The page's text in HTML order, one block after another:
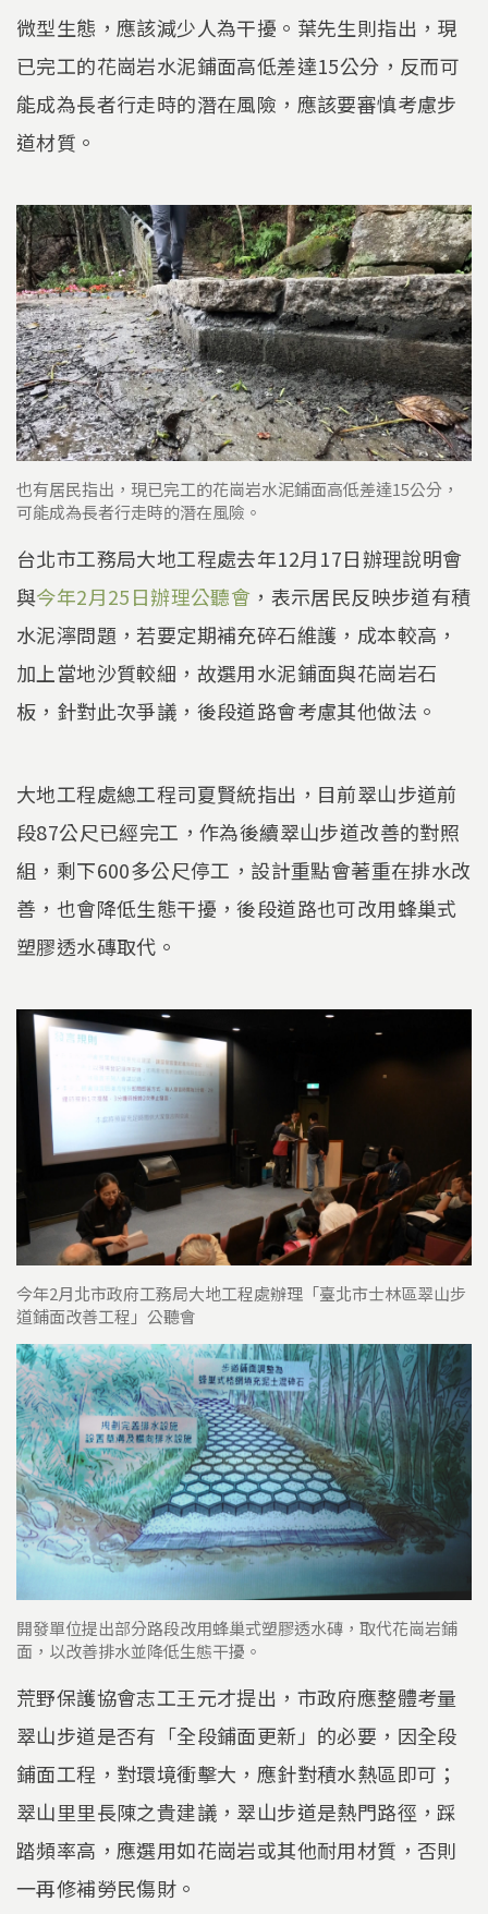
微型生態，應該減少人為干擾。葉先生則指出，現
已完工的花崗岩水泥鋪面高低差達15公分，反而可
能成為長者行走時的潛在風險，應該要審慎考慮步
道材質。
也有居民指出，現已完工的花崗岩水泥鋪面高低差達15公分，
可能成為長者行走時的潛在風險。
台北市工務局大地工程處去年12月17日辦理說明會
與今年2月25日辦理公聽會 ，表示居民反映步道有積
水泥濘問題，若要定期補充碎石維護，成本較高，
加上當地沙質較細，故選用水泥鋪面與花崗岩石
板，針對此次爭議，後段道路會考慮其他做法。
大地工程處總工程司夏賢統指出，目前翠山步道前
段87公尺已經完工，作為後續翠山步道改善的對照
組，剩下600多公尺停工，設計重點會著重在排水改
善，也會降低生態干擾，後段道路也可改用蜂巢式
塑膠透水磚取代。
今年2月北市政府工務局大地工程處辦理「臺北市士林區翠山步
道鋪面改善工程」公聽會
開發單位提出部分路段改用蜂巢式塑膠透水磚，取代花崗岩鋪
面，以改善排水並降低生態干擾。
荒野保護協會志工王元才提出，市政府應整體考量
翠山步道是否有「全段鋪面更新」的必要，因全段
鋪面工程，對環境衝擊大，應針對積水熱區即可；
翠山里里長陳之貴建議，翠山步道是熱門路徑，踩
踏頻率高，應選用如花崗岩或其他耐用材質，否則
一再修補勞民傷財。